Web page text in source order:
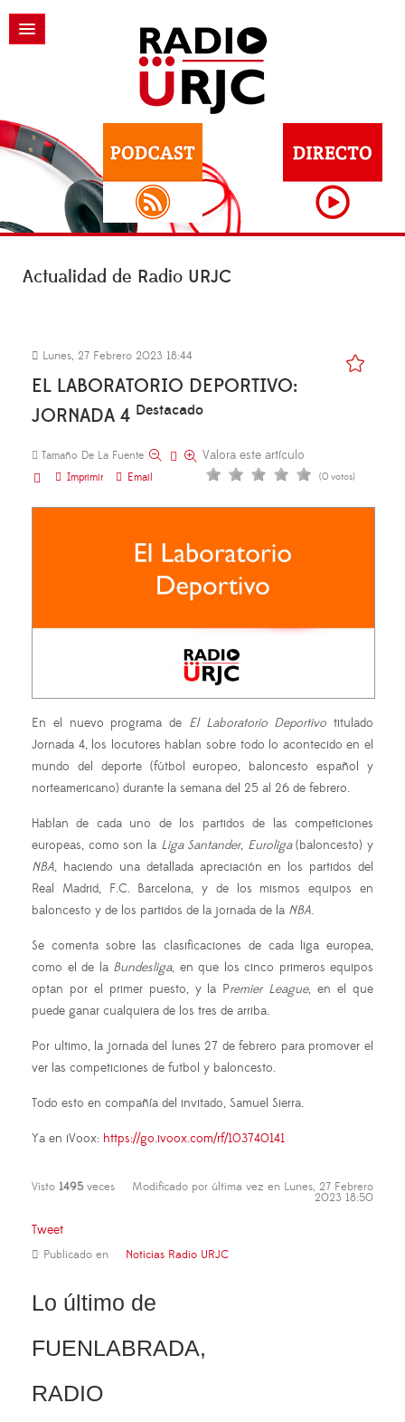
Actualidad de Radio URJC
Lunes, 27 Febrero 2023 18:44
EL LABORATORIO DEPORTIVO:
JORNADA 4 Destacado
Tamaño De La Fuente
Imprimir
Email
Valora este artículo
(0 votos)
En el nuevo programa de El Laboratorio Deportivo titulado
Jornada 4, los locutores hablan sobre todo lo acontecido en el
mundo del deporte (fútbol europeo, baloncesto español y
norteamericano) durante la semana del 25 al 26 de febrero.
Hablan de cada uno de los partidos de las competiciones
europeas, como son la Liga Santander, Euroliga(baloncesto) y
NBA, haciendo una detallada apreciación en los partidos del
Real Madrid, F.C. Barcelona, y de los mismos equipos en
baloncesto y de los partidos de la jornada de la NBA.
Se comenta sobre las clasificaciones de cada liga europea,
como el de la Bundesliga, en que los cinco primeros equipos
optan por el primer puesto, y la Premier League, en el que
puede ganar cualquiera de los tres de arriba.
Por ultimo, la jornada del lunes 27 de febrero para promover el
ver las competiciones de futbol y baloncesto.
Todo esto en compañía del invitado, Samuel Sierra.
Ya en iVoox: https://go.ivoox.com/rf/103740141
Visto 1495veces Modificado por última vez en Lunes, 27 Febrero
2023 18:50
Tweet
Publicado en Noticias Radio URJC
Lo último de
FUENLABRADA,
RADIO